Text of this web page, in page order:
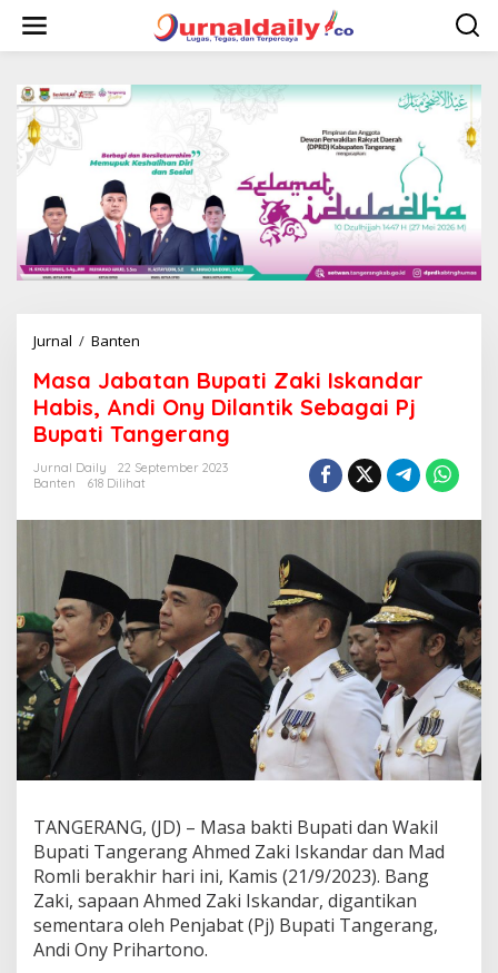
w
Jurnal / Banten
s
a
J
a
b
a
a
p
a
t
i
Z
a
k
s
a
n
d
a
r
H
b
Masa Jabatan Bupati Zaki Iskandar
Habis, Andi Ony Dilantik Sebagai Pj
Bupati Tangerang
Jurnal Daily
22 September 2023
Banten
618 Dilihat
TANGERANG, (JD) – Masa bakti Bupati dan Wakil
Bupati Tangerang Ahmed Zaki Iskandar dan Mad
Romli berakhir hari ini, Kamis (21/9/2023). Bang
Zaki, sapaan Ahmed Zaki Iskandar, digantikan
sementara oleh Penjabat (Pj) Bupati Tangerang,
Andi Ony Prihartono.